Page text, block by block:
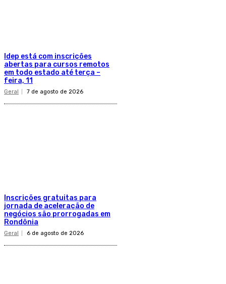
Idep está com inscrições
abertas para cursos remotos
em todo estado até terça –
feira, 11
Geral 7 de agosto de 2026
Inscrições gratuitas para
jornada de aceleração de
negócios são prorrogadas em
Rondônia
Geral 6 de agosto de 2026